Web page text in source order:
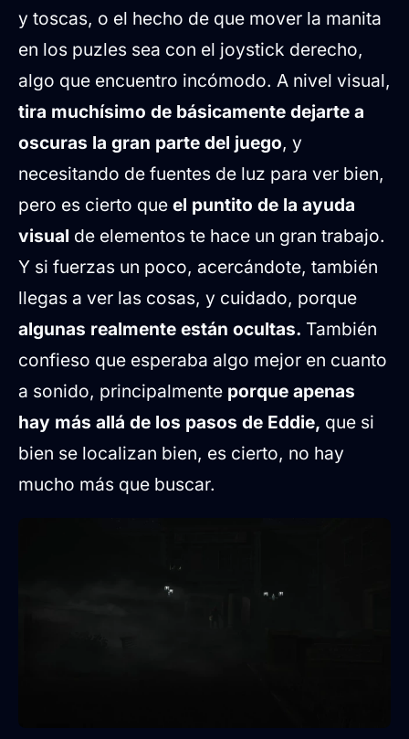
y toscas, o el hecho de que mover la manita
en los puzles sea con el joystick derecho,
algo que encuentro incómodo. A nivel visual,
tira muchísimo de básicamente dejarte a
oscuras la gran parte del juego, y
necesitando de fuentes de luz para ver bien,
pero es cierto que el puntito de la ayuda
visual de elementos te hace un gran trabajo.
Y si fuerzas un poco, acercándote, también
llegas a ver las cosas, y cuidado, porque
algunas realmente están ocultas. También
confieso que esperaba algo mejor en cuanto
a sonido, principalmente porque apenas
hay más allá de los pasos de Eddie, que si
bien se localizan bien, es cierto, no hay
mucho más que buscar.